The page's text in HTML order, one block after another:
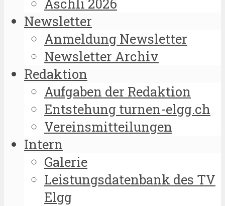
Äschli 2026
Newsletter
Anmeldung Newsletter
Newsletter Archiv
Redaktion
Aufgaben der Redaktion
Entstehung turnen-elgg.ch
Vereinsmitteilungen
Intern
Galerie
Leistungsdatenbank des TV
Elgg